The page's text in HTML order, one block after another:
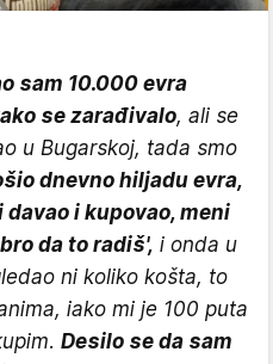
sam 10.000 evra
se zarađivalo, ali se
u Bugarskoj, tada smo
dnevno hiljadu evra,
i kupovao, meni
da to radiš', i onda u
ni koliko košta, to
iako mi je 100 puta
Desilo se da sam